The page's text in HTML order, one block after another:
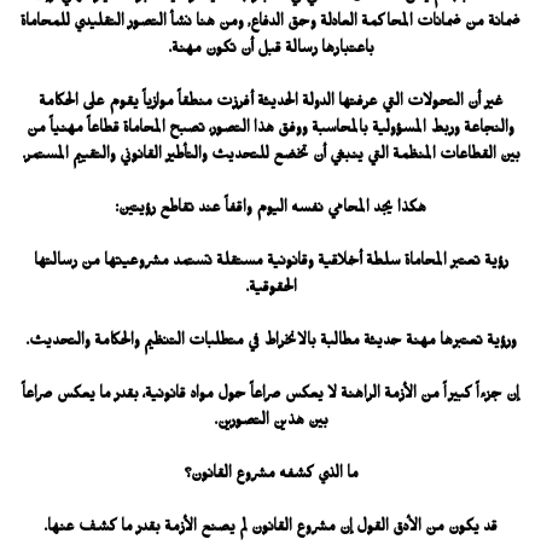
ضمانة من ضمانات المحاكمة العادلة وحق الدفاع, ومن هنا نشأ التصور التقليدي للمحاماة
باعتبارها رسالة قبل أن تكون مهنة.
غير أن التحولات التي عرفتها الدولة الحديثة أفرزت منطقاً موازياً يقوم على الحكامة
والنجاعة وربط المسؤولية بالمحاسبة ووفق هذا التصور، تصبح المحاماة قطاعاً مهنياً من
بين القطاعات المنظمة التي ينبغي أن تخضع للتحديث والتأطير القانوني والتقييم المستمر.
هكذا يجد المحامي نفسه اليوم واقفاً عند تقاطع رؤيتين:
رؤية تعتبر المحاماة سلطة أخلاقية وقانونية مستقلة تستمد مشروعيتها من رسالتها
الحقوقية.
ورؤية تعتبرها مهنة حديثة مطالبة بالانخراط في متطلبات التنظيم والحكامة والتحديث.
إن جزءاً كبيراً من الأزمة الراهنة لا يعكس صراعاً حول مواد قانونية، بقدر ما يعكس صراعاً
بين هذين التصورين.
ما الذي كشفه مشروع القانون؟
قد يكون من الأدق القول إن مشروع القانون لم يصنع الأزمة بقدر ما كشف عنها.